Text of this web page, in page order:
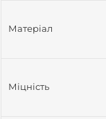
Матеріал
Міцність